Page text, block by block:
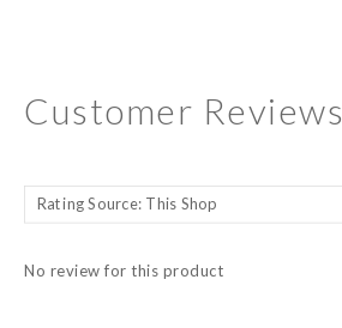
Customer Reviews
No review for this product